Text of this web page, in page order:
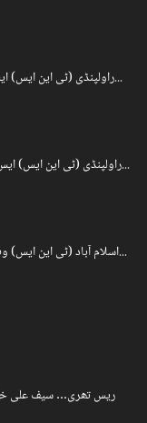
راولپنڈی (ٹی این ایس) ایس ایچ او تھانہ ٹیکسلا جواد شاہ...
راولپنڈی (ٹی این ایس) ایس ایچ او تھانہ صدرواہ آصف خان...
اسلام آباد (ٹی این ایس) وفاقی وزیر برائے قانون، انصاف و...
ریس تھری… سیف علی